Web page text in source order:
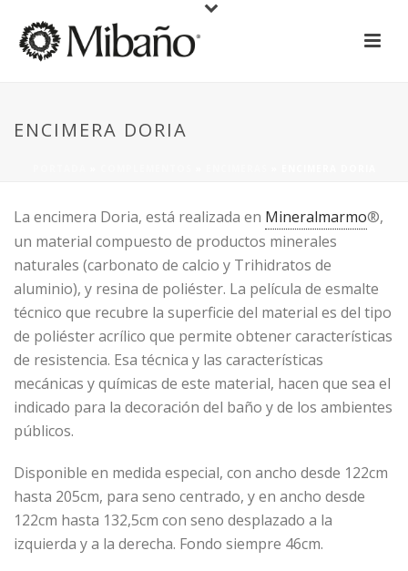
ENCIMERA DORIA
La encimera Doria, está realizada en Mineralmarmo®,
un material compuesto de productos minerales
naturales (carbonato de calcio y Trihidratos de
aluminio), y resina de poliéster. La película de esmalte
técnico que recubre la superficie del material es del tipo
de poliéster acrílico que permite obtener características
de resistencia. Esa técnica y las características
mecánicas y químicas de este material, hacen que sea el
indicado para la decoración del baño y de los ambientes
públicos.
Disponible en medida especial, con ancho desde 122cm
hasta 205cm, para seno centrado, y en ancho desde
122cm hasta 132,5cm con seno desplazado a la
izquierda y a la derecha. Fondo siempre 46cm.